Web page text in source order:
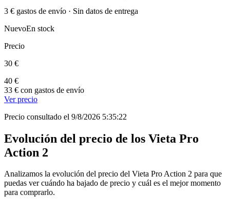
3 € gastos de envío · Sin datos de entrega
NuevoEn stock
Precio
30 €
40 €
33 € con gastos de envío
Ver precio
Precio consultado el 9/8/2026 5:35:22
Evolución del precio de los Vieta Pro
Action 2
Analizamos la evolución del precio del Vieta Pro Action 2 para que
puedas ver cuándo ha bajado de precio y cuál es el mejor momento
para comprarlo.